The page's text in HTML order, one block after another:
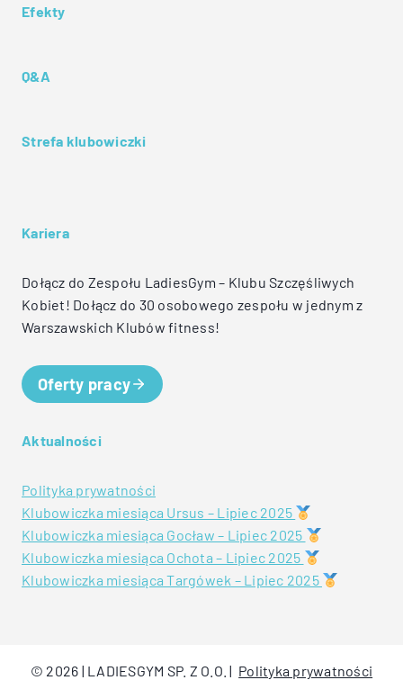
Efekty
Q&A
Strefa klubowiczki
Kariera
Dołącz do Zespołu LadiesGym – Klubu Szczęśliwych
Kobiet! Dołącz do 30 osobowego zespołu w jednym z
Warszawskich Klubów fitness!
Oferty pracy
Aktualności
Polityka prywatności
Klubowiczka miesiąca Ursus – Lipiec 2025
Klubowiczka miesiąca Gocław – Lipiec 2025
Klubowiczka miesiąca Ochota – Lipiec 2025
Klubowiczka miesiąca Targówek – Lipiec 2025
© 2026 | LADIESGYM SP. Z O.O. | Polityka prywatności